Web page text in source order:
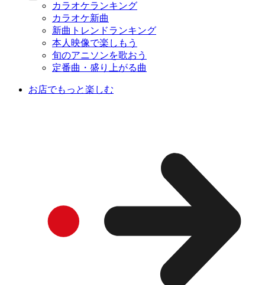
カラオケランキング
カラオケ新曲
新曲トレンドランキング
本人映像で楽しもう
旬のアニソンを歌おう
定番曲・盛り上がる曲
お店でもっと楽しむ